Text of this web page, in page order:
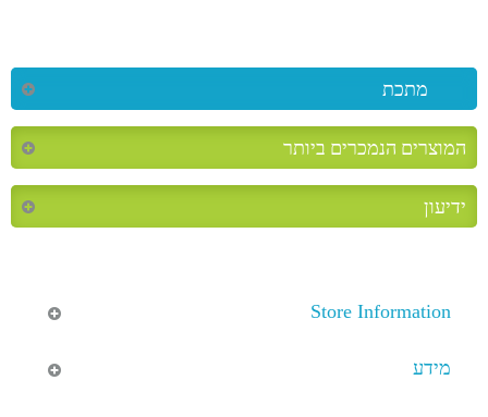
מתכת
המוצרים הנמכרים ביותר
ידיעון
Store Information
מידע